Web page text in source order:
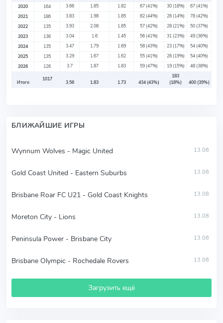
2020
164 3.66 1.85 1.82 67 (41%) 30 (18%) 67 (41%)
2021
186 3.83 1.98 1.85 82 (44%) 26 (14%) 78 (42%)
2022
135 3.93 2.08 1.85 57 (42%) 28 (21%) 50 (37%)
2023
136 3.04 1.6 1.45 56 (41%) 31 (23%) 49 (36%)
2024
135 3.47 1.79 1.69 58 (43%) 23 (17%) 54 (40%)
2025
135 3.29 1.67 1.62 55 (41%) 26 (19%) 54 (40%)
2026
126 3.7 1.87 1.83 59 (47%) 19 (15%) 48 (38%)
Итого
1017
3.56 1.83 1.73 434 (43%)
183
(18%)
400 (39%)
БЛИЖАЙШИЕ ИГРЫ
Wynnum Wolves - Magic United 13.08
Gold Coast United - Eastern Suburbs 13.08
Brisbane Roar FC U21 - Gold Coast Knights 13.08
Moreton City - Lions 13.08
Peninsula Power - Brisbane City 13.08
Brisbane Olympic - Rochedale Rovers 13.08
Загрузить ещё